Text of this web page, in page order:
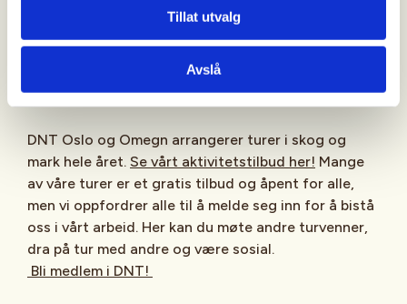
Tillat utvalg
Avslå
Oppdatert informasjon om turen blir lagt ut på
«Aktiv i 100» sin facebookside «Nærturgrupper i
Oslo – Aktiv i 100» mandag før turen. Det kan være
lurt å sjekke siden.
DNT Oslo og Omegn arrangerer turer i skog og
mark hele året. Se vårt aktivitetstilbud her! Mange
av våre turer er et gratis tilbud og åpent for alle,
men vi oppfordrer alle til å melde seg inn for å bistå
oss i vårt arbeid. Her kan du møte andre turvenner,
dra på tur med andre og være sosial.
Bli medlem i DNT!